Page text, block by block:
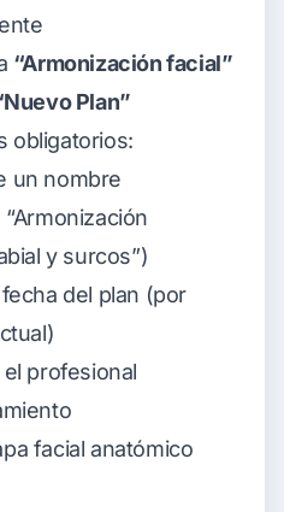
“Armonización facial”
Plan”
obligatorios:
un nombre
y surcos”)
del plan (por
profesional
facial anatómico